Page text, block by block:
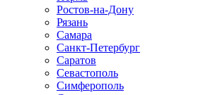
Ростов-на-Дону
Рязань
Самара
Санкт-Петербург
Саратов
Севастополь
Симферополь